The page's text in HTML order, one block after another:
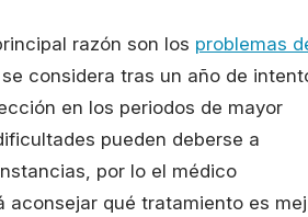
razón son los problemas
considera tras un año de
en los periodos de mayor
pueden deberse a
por lo el médico
aconsejar qué tratamiento es